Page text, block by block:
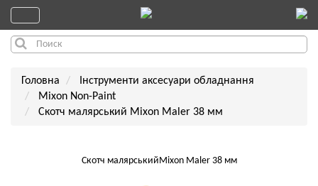
Головна
Інструменти аксесуари обладнання
Mixon Non-Paint
Скотч малярський Mixon Maler 38 мм
Скотч малярськийMixon Maler 38 мм